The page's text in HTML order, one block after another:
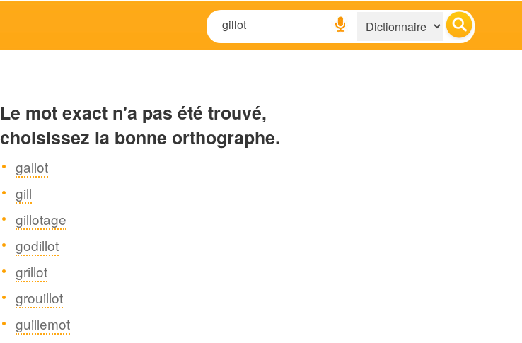
Le mot exact n'a pas été trouvé,
choisissez la bonne orthographe.
gallot
gill
gillotage
godillot
grillot
grouillot
guillemot